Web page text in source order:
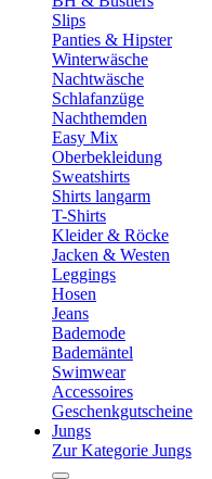
Slips
Panties & Hipster
Winterwäsche
Nachtwäsche
Schlafanzüge
Nachthemden
Easy Mix
Oberbekleidung
Sweatshirts
Shirts langarm
T-Shirts
Kleider & Röcke
Jacken & Westen
Leggings
Hosen
Jeans
Bademode
Bademäntel
Swimwear
Accessoires
Geschenkgutscheine
Jungs
Zur Kategorie Jungs